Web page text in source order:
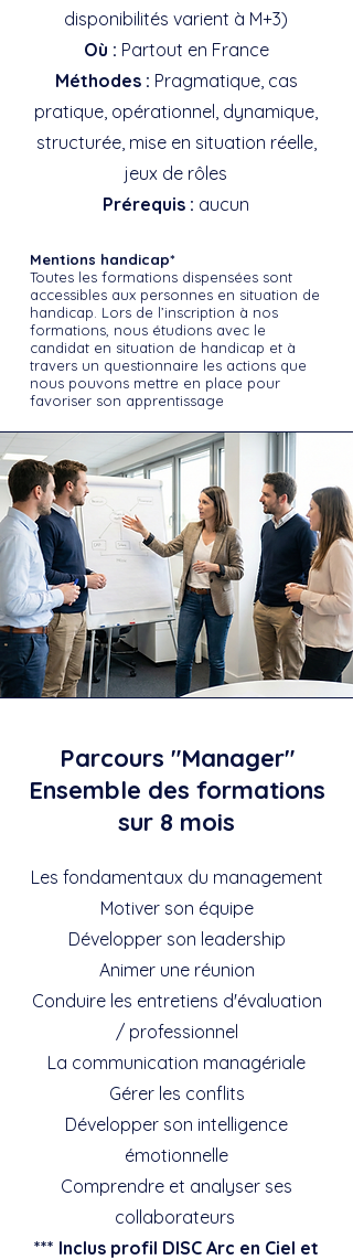
disponibilités varient à M+3)
Où : Partout en France
Méthodes : Pragmatique, cas
pratique, opérationnel, dynamique,
structurée, mise en situation réelle,
jeux de rôles
Prérequis : aucun
Mentions handicap*
Toutes les formations dispensées sont
accessibles aux personnes en situation de
handicap. Lors de l’inscription à nos
formations, nous étudions avec le
candidat en situation de handicap et à
travers un questionnaire les actions que
nous pouvons mettre en place pour
favoriser son apprentissage
Parcours "Manager"
Ensemble des formations
sur 8 mois
Les fondamentaux du management
Motiver son équipe
Développer son leadership
Animer une réunion
Conduire les entretiens d'évaluation
/ professionnel
La communication managériale
Gérer les conflits
Développer son intelligence
émotionnelle
Comprendre et analyser ses
collaborateurs
*** Inclus profil DISC Arc en Ciel et